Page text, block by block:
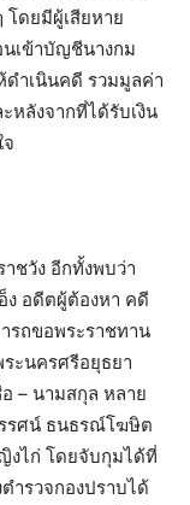
โดยมีผู้เสียหาย
นเข้าบัญชีนางกม
ำเนินคดี รวมมูลค่า
หลังจากที่ได้รับเงิน
ชวัง อีกทั้งพบว่า
ง อดีตผู้ต้องหา คดี
รถขอพระราชทาน
ะนครศรีอยุธยา
– นามสกุล หลาย
รศน์ ธนธรณ์โฆษิต
งไก่ โดยจับกุมได้ที่
ำรวจกองปราบได้